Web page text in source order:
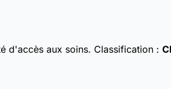
d'accès aux soins. Classification :